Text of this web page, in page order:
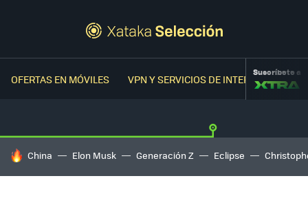
OFERTAS EN MÓVILES VPN Y SERVICIOS DE INTERNETSuscríbete a
HOY SE HABLA DE
China Elon Musk Generación Z Eclipse